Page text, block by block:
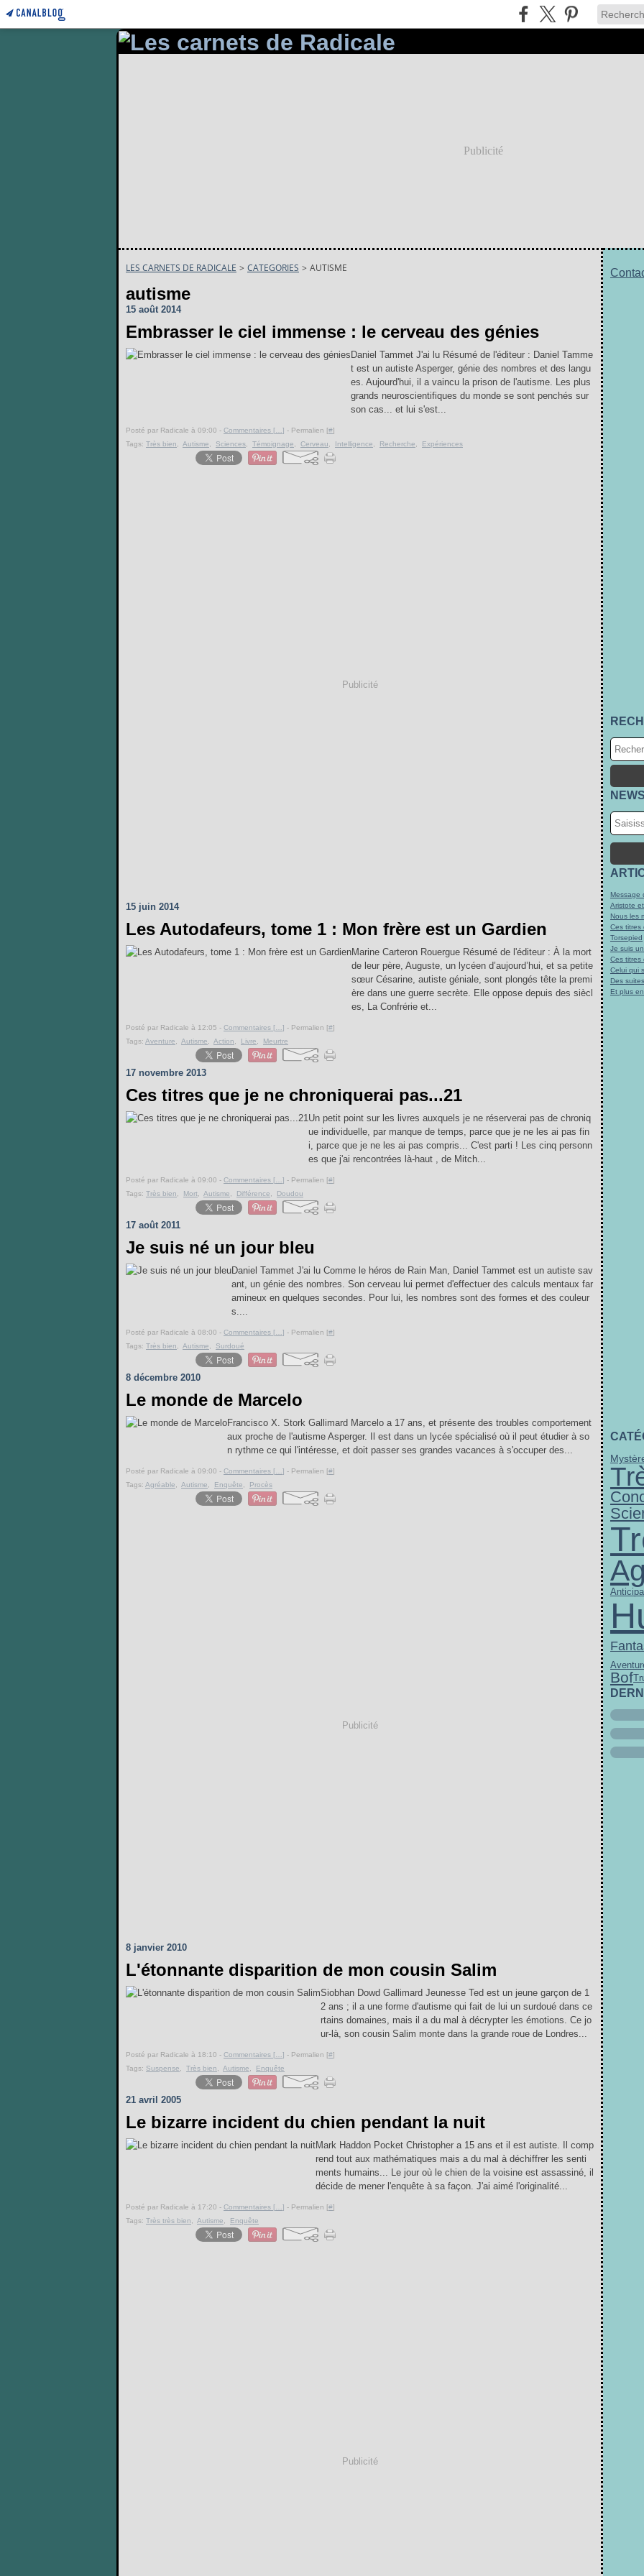
Publicité
LES CARNETS DE RADICALE > CATEGORIES > AUTISME
autisme
15 août 2014
Embrasser le ciel immense : le cerveau des génies
Daniel Tammet J'ai lu Résumé de l'éditeur : Daniel Tamme
t est un autiste Asperger, génie des nombres et des langu
es. Aujourd'hui, il a vaincu la prison de l'autisme. Les plus
grands neuroscientifiques du monde se sont penchés sur
son cas... et lui s'est...
Posté par Radicale à 09:00 - Commentaires [ ] - Permalien [#]
Tags: Très bien Autisme Sciences Témoignage Cerveau Intelligence Recherche Expériences
Publicité
15 juin 2014
Les Autodafeurs, tome 1 : Mon frère est un Gardien
Marine Carteron Rouergue Résumé de l'éditeur : À la mort
de leur père, Auguste, un lycéen d’aujourd’hui, et sa petite
sœur Césarine, autiste géniale, sont plongés tête la premi
ère dans une guerre secrète. Elle oppose depuis des siècl
es, La Confrérie et...
Posté par Radicale à 12:05 - Commentaires [ ] - Permalien [#]
Tags: Aventure Autisme Action Livre Meurtre
17 novembre 2013
Ces titres que je ne chroniquerai pas...21
Un petit point sur les livres auxquels je ne réserverai pas de chroniq
ue individuelle, par manque de temps, parce que je ne les ai pas fin
i, parce que je ne les ai pas compris... C'est parti ! Les cinq personn
es que j'ai rencontrées là-haut , de Mitch...
Posté par Radicale à 09:00 - Commentaires [ ] - Permalien [#]
Tags: Très bien Mort Autisme Différence Doudou
17 août 2011
Je suis né un jour bleu
Daniel Tammet J'ai lu Comme le héros de Rain Man, Daniel Tammet est un autiste sav
ant, un génie des nombres. Son cerveau lui permet d'effectuer des calculs mentaux far
amineux en quelques secondes. Pour lui, les nombres sont des formes et des couleur
s....
Posté par Radicale à 08:00 - Commentaires [ ] - Permalien [#]
Tags: Très bien Autisme Surdoué
8 décembre 2010
Le monde de Marcelo
Francisco X. Stork Gallimard Marcelo a 17 ans, et présente des troubles comportement
aux proche de l'autisme Asperger. Il est dans un lycée spécialisé où il peut étudier à so
n rythme ce qui l'intéresse, et doit passer ses grandes vacances à s'occuper des...
Posté par Radicale à 09:00 - Commentaires [ ] - Permalien [#]
Tags: Agréable Autisme Enquête Procès
Publicité
8 janvier 2010
L'étonnante disparition de mon cousin Salim
Siobhan Dowd Gallimard Jeunesse Ted est un jeune garçon de 1
2 ans ; il a une forme d'autisme qui fait de lui un surdoué dans ce
rtains domaines, mais il a du mal à décrypter les émotions. Ce jo
ur-là, son cousin Salim monte dans la grande roue de Londres...
Posté par Radicale à 18:10 - Commentaires [ ] - Permalien [#]
Tags: Suspense Très bien Autisme Enquête
21 avril 2005
Le bizarre incident du chien pendant la nuit
Mark Haddon Pocket Christopher a 15 ans et il est autiste. Il comp
rend tout aux mathématiques mais a du mal à déchiffrer les senti
ments humains... Le jour où le chien de la voisine est assassiné, il
décide de mener l'enquête à sa façon. J'ai aimé l'originalité...
Posté par Radicale à 17:20 - Commentaires [ ] - Permalien [#]
Tags: Très très bien Autisme Enquête
Publicité
Message
Aristote
Nous les
Ces titres
Torsepied
Je suis
Ces titres
Celui qui
Des
Et plus
Bof